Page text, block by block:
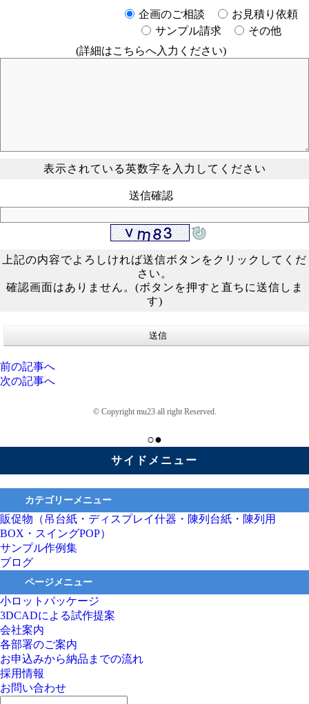
企画のご相談
お見積り依頼
サンプル請求
その他
(詳細はこちらへ入力ください)
表示されている英数字を入力してください
送信確認
上記の内容でよろしければ送信ボタンをクリックしてくだ
さい。
確認画面はありません。(ボタンを押すと直ちに送信しま
す)
前の記事へ
次の記事へ
© Copyright mu23 all right Reserved.
○●
サイドメニュー
カテゴリーメニュー
販促物（吊台紙・ディスプレイ什器・陳列台紙・陳列用
BOX・スイングPOP）
サンプル作例集
ブログ
ページメニュー
小ロットパッケージ
3DCADによる試作提案
会社案内
各部署のご案内
お申込みから納品までの流れ
採用情報
お問い合わせ